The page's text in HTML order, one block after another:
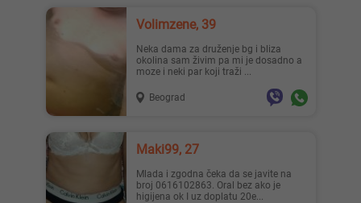
Volimzene, 39
Neka dama za druženje bg i bliza
okolina sam živim pa mi je dosadno a
moze i neki par koji traži ...
Beograd
Maki99, 27
Mlada i zgodna čeka da se javite na
broj 0616102863. Oral bez ako je
higijena ok I uz doplatu 20e...